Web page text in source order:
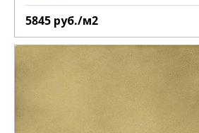
5845 руб./м2